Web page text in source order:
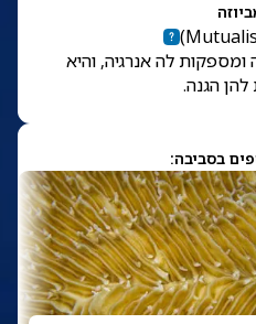
)
ומספקות לה אנרגיה, והיא
הגנה.
בסביבה: